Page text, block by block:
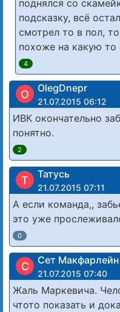
поднялся со
подсказку, всё
смотрел то в пол,
похоже на какую то
4
O OlegDnepr
21.07.2015 06:12
ИВК окончательно
понятно.
2
Т Татусь
21.07.2015 07:11
А если команда,,
это уже
0
С Сет Макфарлейн
21.07.2015 07:40
Жаль Маркевича.
чтото показать и